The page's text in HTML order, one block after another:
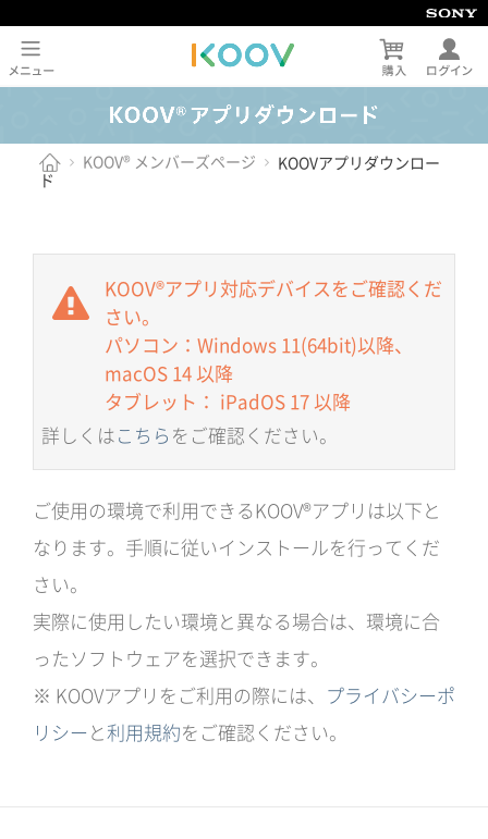
KOOV® メンバーズページ
KOOVアプリダウンロー
ド
KOOV®アプリ対応デバイスをご確認くだ
さい。
パソコン：Windows 11(64bit)以降、
macOS 14 以降
タブレット： iPadOS 17 以降
詳しくは こちら をご確認ください。
ご使用の環境で利用できるKOOV®アプリは以下と
なります。手順に従いインストールを行ってくだ
さい。
実際に使用したい環境と異なる場合は、環境に合
ったソフトウェアを選択できます。
※ KOOVアプリをご利用の際には、
プライバシーポ
リシー と 利用規約をご確認ください。